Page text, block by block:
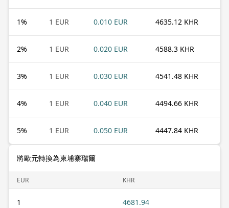
1% 1 EUR 0.010 EUR 4635.12 KHR
2% 1 EUR 0.020 EUR 4588.3 KHR
3% 1 EUR 0.030 EUR 4541.48 KHR
4% 1 EUR 0.040 EUR 4494.66 KHR
5% 1 EUR 0.050 EUR 4447.84 KHR
將歐元轉換為柬埔寨瑞爾
EUR KHR
1 4681.94